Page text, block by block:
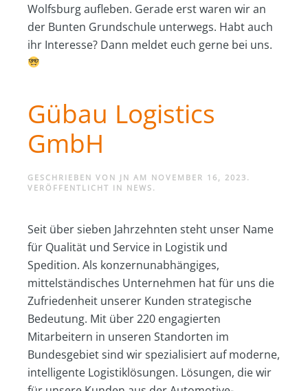
Wolfsburg aufleben. Gerade erst waren wir an
der Bunten Grundschule unterwegs. Habt auch
ihr Interesse? Dann meldet euch gerne bei uns.
Gübau Logistics
GmbH
GESCHRIEBEN VON JN AM NOVEMBER 16, 2023 .
VERÖFFENTLICHT IN NEWS .
Seit über sieben Jahrzehnten steht unser Name
für Qualität und Service in Logistik und
Spedition. Als konzernunabhängiges,
mittelständisches Unternehmen hat für uns die
Zufriedenheit unserer Kunden strategische
Bedeutung. Mit über 220 engagierten
Mitarbeitern in unseren Standorten im
Bundesgebiet sind wir spezialisiert auf moderne,
intelligente Logistiklösungen. Lösungen, die wir